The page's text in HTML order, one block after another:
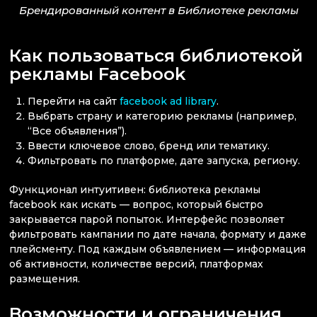
Брендированный контент в Библиотеке рекламы
Как пользоваться библиотекой
рекламы Facebook
Перейти на сайтfacebook ad library.
Выбрать страну и категорию рекламы (например,
“Все объявления”).
Ввести ключевое слово, бренд или тематику.
Фильтровать по платформе, дате запуска, региону.
Функционал интуитивен: библиотека рекламы
facebook как искать — вопрос, который быстро
закрывается парой попыток. Интерфейс позволяет
фильтровать кампании по дате начала, формату и даже
плейсменту. Под каждым объявлением — информация
об активности, количестве версий, платформах
размещения.